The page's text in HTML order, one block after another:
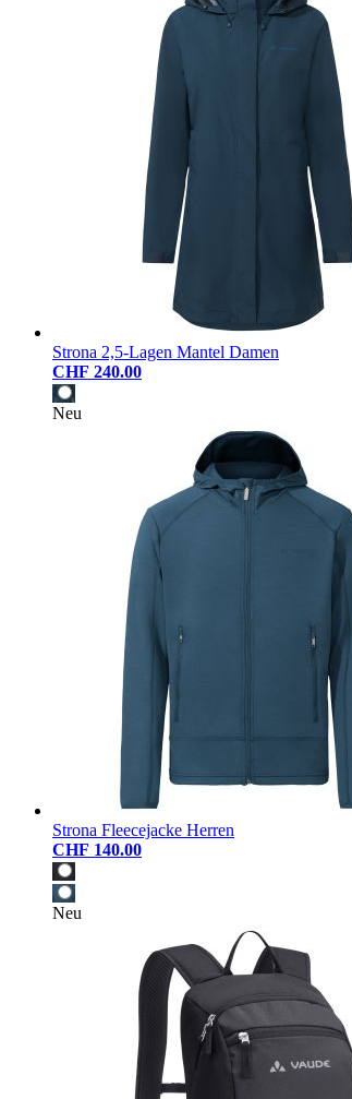
Strona 2,5-Lagen Mantel Damen
CHF 240.00
Neu
Strona Fleecejacke Herren
CHF 140.00
Neu